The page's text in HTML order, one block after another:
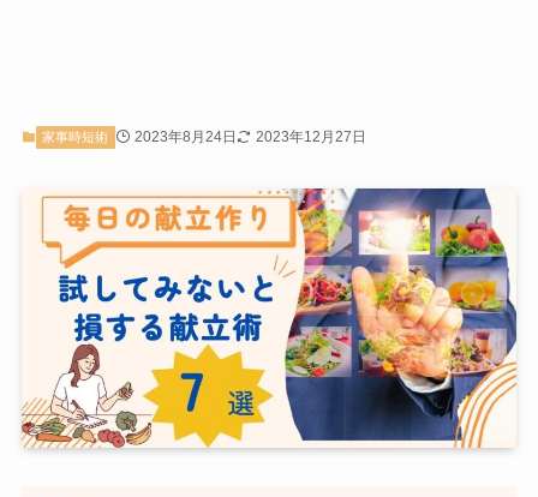
家事時短術 2023年8月24日 2023年12月27日